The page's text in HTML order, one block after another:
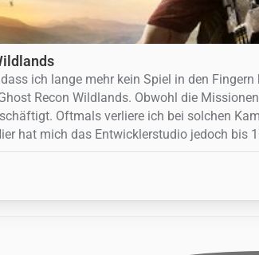
ich lange mehr kein Spiel in den
Recon Wildlands. Obwohl die
Oftmals verliere ich bei solchen
hat mich das Entwicklerstudio jedoch bis